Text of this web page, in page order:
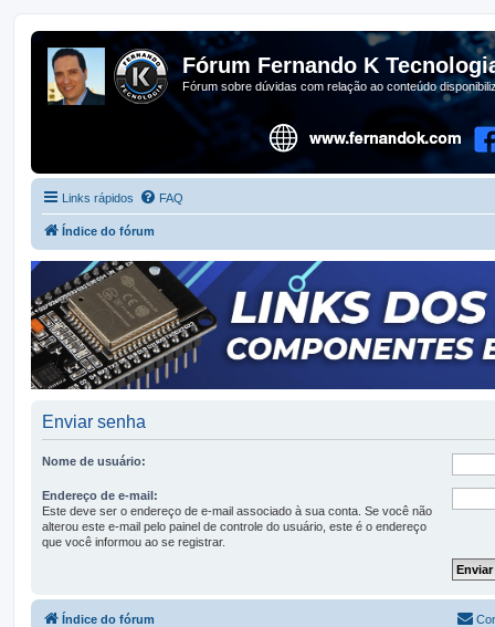
Fórum Fernando K
Fórum sobre dúvidas com relação ao conteúdo
Links rápidos FAQ
Índice do fórum
Enviar senha
Nome de usuário:
Endereço de e-mail:
Este deve ser o endereço de e-mail associado à sua conta. Se você não
alterou este e-mail pelo painel de controle do usuário, este é o endereço
que você informou ao se registrar.
Índice do fórum